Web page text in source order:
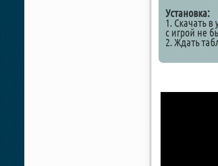
Установка:
1. Скачать
с игрой не
2. Ждать